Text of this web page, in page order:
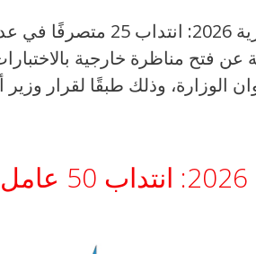
مناظرة وزارة أملاك